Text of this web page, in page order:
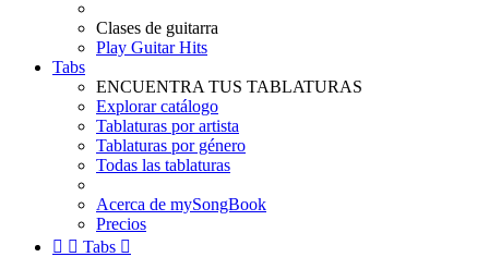
Clases de guitarra
Play Guitar Hits
Tabs
ENCUENTRA TUS TABLATURAS
Explorar catálogo
Tablaturas por artista
Tablaturas por género
Todas las tablaturas
Acerca de mySongBook
Precios
  Tabs 